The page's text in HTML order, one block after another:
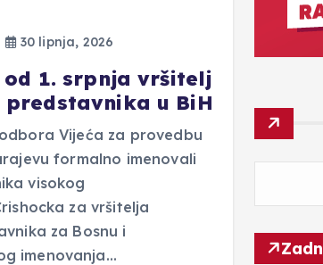
30 lipnja, 2026
od 1. srpnja vršitelj
u BiH
Vijeća za provedbu
formalno imenovali
visokog
za vršitelja
za Bosnu i
imenovanja…